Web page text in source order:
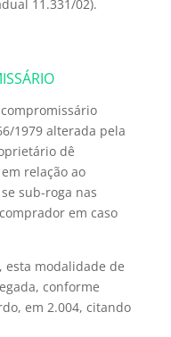
11.331/02).
1979 alterada pela
dê
relação ao
sub-roga nas
em caso
esta modalidade de
conforme
em 2.004, citando